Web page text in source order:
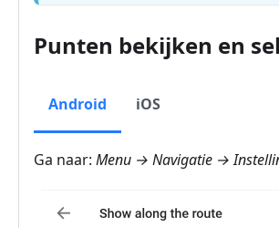
Punten bekijken en
Android iOS
Ga naar: Menu → Navigatie →